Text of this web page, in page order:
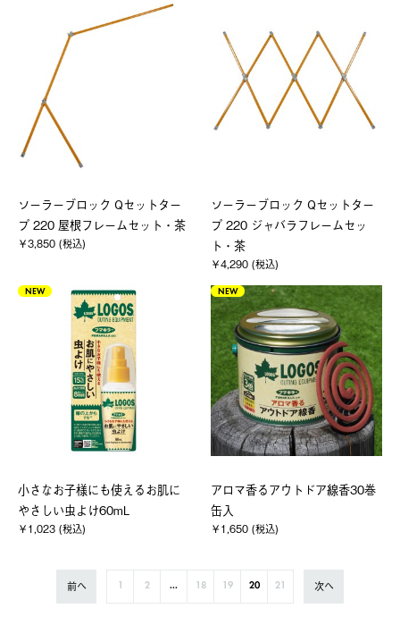
ソーラーブロック Qセットター
プ 220 屋根フレームセット・茶
￥3,850 (税込)
ソーラーブロック Qセットター
プ 220 ジャバラフレームセッ
ト・茶
￥4,290 (税込)
NEW
小さなお子様にも使えるお肌に
やさしい虫よけ60mL
￥1,023 (税込)
NEW
アロマ香るアウトドア線香30巻
缶入
￥1,650 (税込)
前へ 1 2 ... 18 19 20 21 次へ